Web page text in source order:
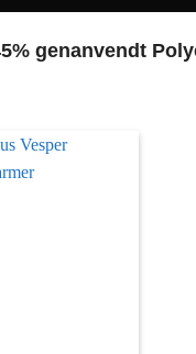
genanvendt